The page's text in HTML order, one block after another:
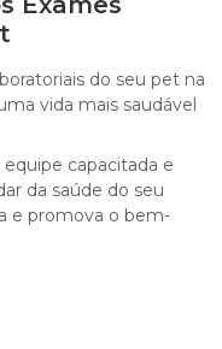
do seu pet na
vida mais saudável
capacitada e
da saúde do seu
e promova o bem-